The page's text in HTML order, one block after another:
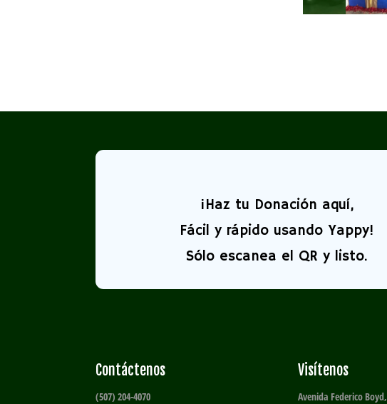
¡Haz tu Donación aquí,
Fácil y rápido usando Yappy!
Sólo escanea el QR y listo.
Contáctenos
(507) 204-4070
Visítenos
Avenida Federico Boyd,